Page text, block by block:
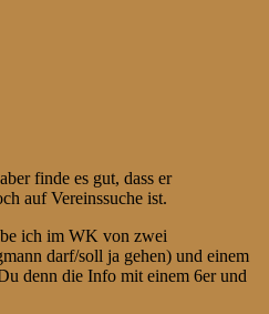
finde es gut, dass er
auf Vereinssuche ist.
ich im WK von zwei
darf/soll ja gehen) und einem
denn die Info mit einem 6er und